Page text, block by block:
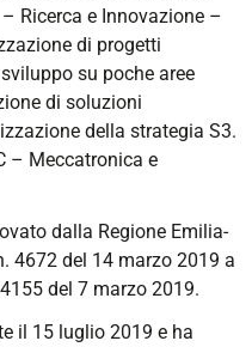
Ricerca e Innovazione –
di progetti
su poche aree
di soluzioni
della strategia S3.
– Meccatronica e
dalla Regione Emilia-
4672 del 14 marzo 2019 a
del 7 marzo 2019.
il 15 luglio 2019 e ha